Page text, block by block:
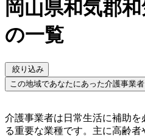
岡山県和気郡
の一覧
絞り込み
この地域であなたにあった介護事業
介護事業者は日常生活に補助
る重要な業種です。主に高齢